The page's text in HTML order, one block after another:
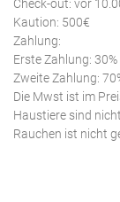
Check-out: vor
Kaution: 500€
Zahlung:
Erste Zahlung:
Zweite Zahlung:
Die Mwst ist im
Haustiere sind
Rauchen ist nicht